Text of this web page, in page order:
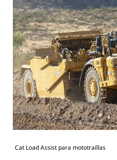
Cat Load Assist para mototraíllas